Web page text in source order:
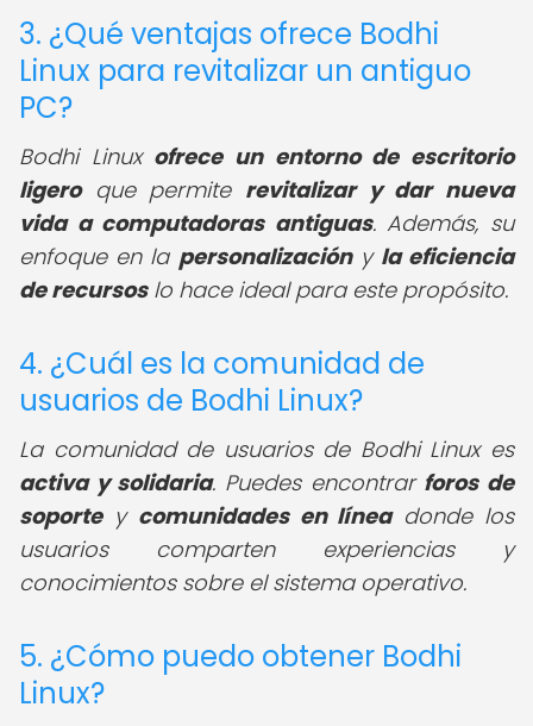
3. ¿Qué ventajas ofrece Bodhi
Linux para revitalizar un antiguo
PC?
Bodhi Linux ofrece un entorno de escritorio
ligeroque permite revitalizar y dar nueva
vida a computadoras antiguas. Además, su
enfoque en la personalizacióny la eficiencia
de recursoslo hace ideal para este propósito.
4. ¿Cuál es la comunidad de
usuarios de Bodhi Linux?
La comunidad de usuarios de Bodhi Linux es
activa y solidaria. Puedes encontrar foros de
soportey comunidades en líneadonde los
usuarios comparten experiencias y
conocimientos sobre el sistema operativo.
5. ¿Cómo puedo obtener Bodhi
Linux?